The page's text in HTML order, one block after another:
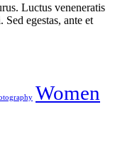
Luctus veneneratis
egestas, ante et
Women